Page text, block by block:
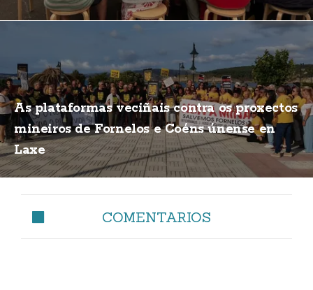
As plataformas veciñais contra os proxectos
mineiros de Fornelos e Coéns únense en
Laxe
COMENTARIOS